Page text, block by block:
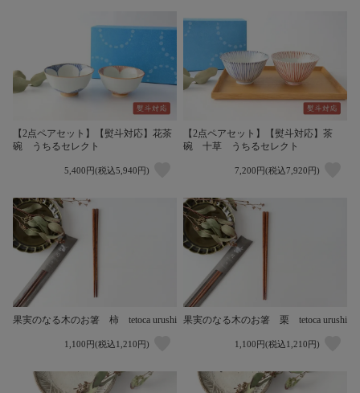
【2点ペアセット】【熨斗対応】花茶
碗 うちるセレクト
5,400円(税込5,940円)
【2点ペアセット】【熨斗対応】茶
碗 十草 うちるセレクト
7,200円(税込7,920円)
果実のなる木のお箸 柿 tetoca urushi
1,100円(税込1,210円)
果実のなる木のお箸 栗 tetoca urushi
1,100円(税込1,210円)